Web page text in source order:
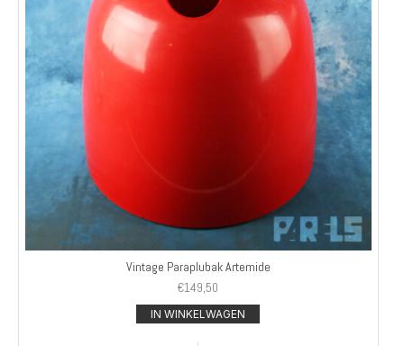
Vintage Paraplubak Artemide
€149,50
IN WINKELWAGEN